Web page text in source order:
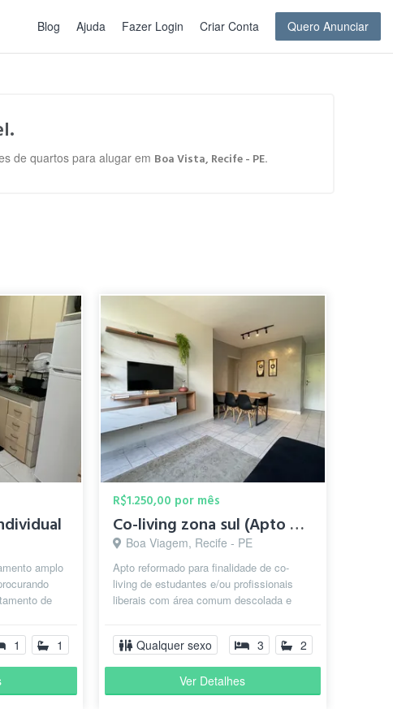
Blog Ajuda Fazer Login Criar Conta Quero Anunciar
de quartos para alugar em Boa Vista, Recife - PE.
amplo
de
1 1
R$1.250,00 por mês
Co-living zona sul (Apto ou quartos individuais)
Boa Viagem, Recife - PE
Apto reformado para finalidade de co-
living de estudantes e/ou profissionais
liberais com área comum descolada e
Qualquer sexo 3 2
Ver Detalhes